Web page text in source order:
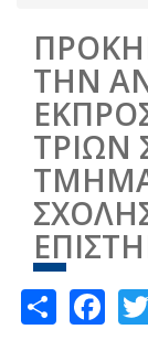
ΤΗΝ
ΤΡΙΩΝ